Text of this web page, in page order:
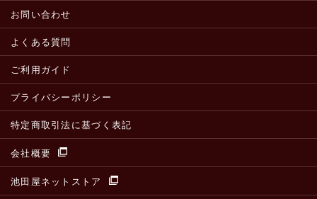
お問い合わせ
よくある質問
ご利用ガイド
プライバシーポリシー
特定商取引法に基づく表記
会社概要
池田屋ネットストア